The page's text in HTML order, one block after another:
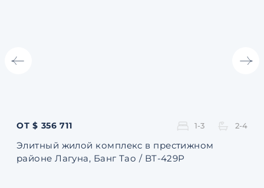
ОТ $ 356 711 1-3 2-4
Элитный жилой комплекс в престижном
районе Лагуна, Банг Тао / BT-429P